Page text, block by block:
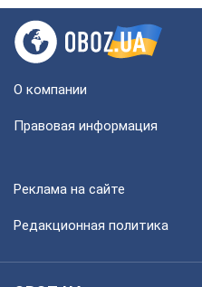
О компании
Правовая информация
Реклама на сайте
Редакционная политика